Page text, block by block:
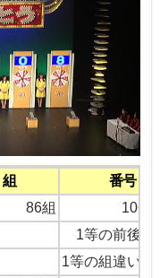
組
番号
86組
1等の前後の
1等の組違い同